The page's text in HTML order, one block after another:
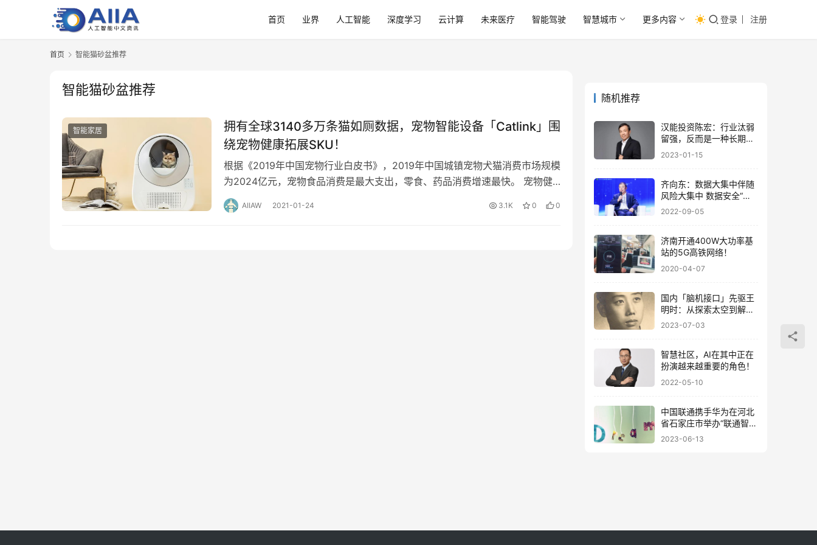
首页 业界 人工智能 深度学习 云计算 未来医疗 智能驾驶 智慧城市 更多内容 登录 注册
首页 智能猫砂盆推荐
智能猫砂盆推荐
智能家居
拥有全球3140多万条猫如厕数据，宠物智能设备「Catlink」围
绕宠物健康拓展SKU！
根据《2019年中国宠物行业白皮书》，2019年中国城镇宠物犬猫消费市场规模
为2024亿元，宠物食品消费是最大支出，零食、药品消费增速最快。 宠物健
康智能公司「Catlink」创始…
AIIAW 2021-01-24 3.1K 0 0
随机推荐
汉能投资陈宏：行业汰弱
留强，反而是一种长期利
好 | 智能汽车十人谈
2023-01-15
齐向东：数据大集中伴随
风险大集中 数据安全“一
失万无”
2022-09-05
济南开通400W大功率基
站的5G高铁网络！
2020-04-07
国内「脑机接口」先驱王
明时：从探索太空到解密
人体，初代生医工人的
2023-07-03
智慧社区，AI在其中正在
扮演越来越重要的角色！
2022-05-10
中国联通携手华为在河北
省石家庄市举办“联通智
家”——全屋光宽带推介会
2023-06-13